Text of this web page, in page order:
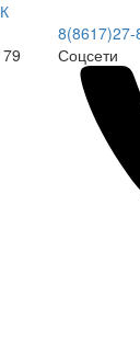
8(8617)27-
Соцсети